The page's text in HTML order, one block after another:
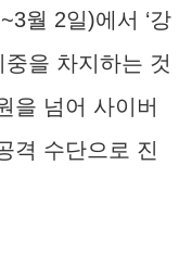
월 2일)에서 ‘강
을 차지하는 것
을 넘어 사이버
격 수단으로 진